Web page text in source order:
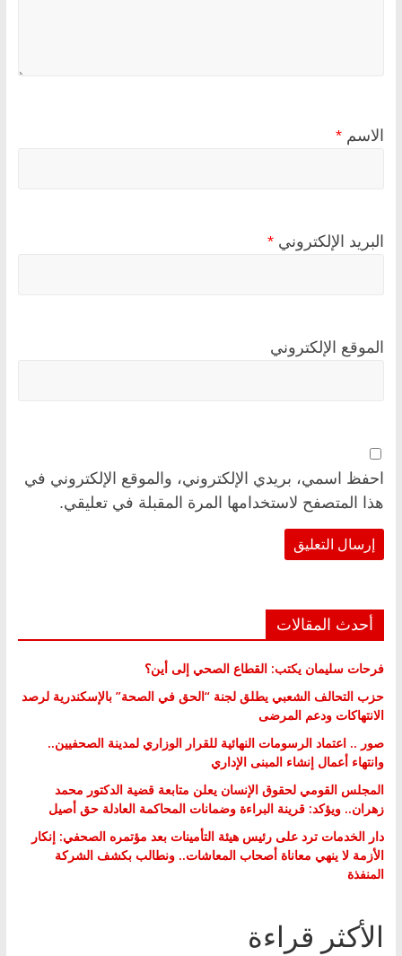
الاسم *
البريد الإلكتروني *
الموقع الإلكتروني
احفظ اسمي، بريدي الإلكتروني، والموقع الإلكتروني في
هذا المتصفح لاستخدامها المرة المقبلة في تعليقي.
أحدث المقالات
فرحات سليمان يكتب: القطاع الصحي إلى أين؟
حزب التحالف الشعبي يطلق لجنة “الحق في الصحة” بالإسكندرية لرصد
الانتهاكات ودعم المرضى
صور .. اعتماد الرسومات النهائية للقرار الوزاري لمدينة الصحفيين..
وانتهاء أعمال إنشاء المبنى الإداري
المجلس القومي لحقوق الإنسان يعلن متابعة قضية الدكتور محمد
زهران.. ويؤكد: قرينة البراءة وضمانات المحاكمة العادلة حق أصيل
دار الخدمات ترد على رئيس هيئة التأمينات بعد مؤتمره الصحفي: إنكار
الأزمة لا ينهي معاناة أصحاب المعاشات.. ونطالب بكشف الشركة
المنفذة
الأكثر قراءة